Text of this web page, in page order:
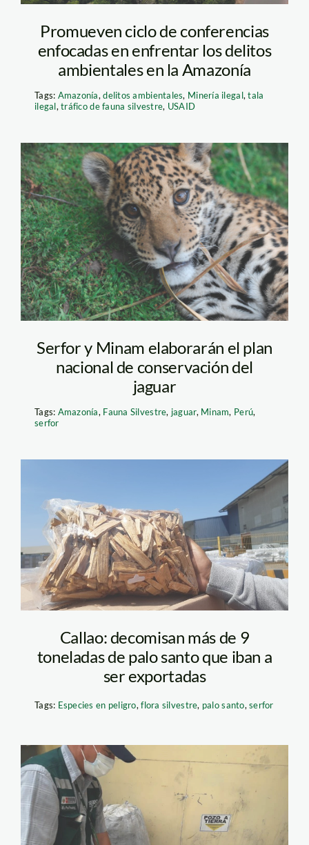
Promueven ciclo de conferencias
enfocadas en enfrentar los delitos
ambientales en la Amazonía
Tags: Amazonía,delitos ambientales, Minería ilegal,tala
ilegal,tráfico de fauna silvestre, USAID
jaguar—serfor
Serfor y Minam elaborarán el plan
nacional de conservación del
jaguar
Tags: Amazonía, Fauna Silvestre, jaguar, Minam, Perú,
serfor
palo santo – serfor
Callao: decomisan más de 9
toneladas de palo santo que iban a
ser exportadas
Tags: Especies en peligro,flora silvestre, palo santo,serfor
Decomiso de palo
santo empresa de